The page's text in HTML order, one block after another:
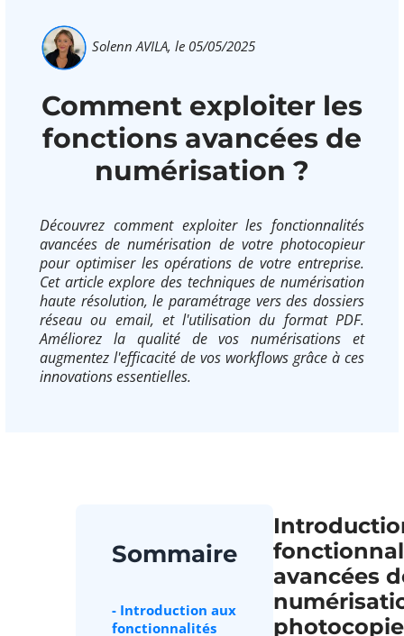
Solenn AVILA, le 05/05/2025
Comment exploiter les
fonctions avancées de
numérisation ?
Découvrez comment exploiter les fonctionnalités
avancées de numérisation de votre photocopieur
pour optimiser les opérations de votre entreprise.
Cet article explore des techniques de numérisation
haute résolution, le paramétrage vers des dossiers
réseau ou email, et l'utilisation du format PDF.
Améliorez la qualité de vos numérisations et
augmentez l'efficacité de vos workflows grâce à ces
innovations essentielles.
Sommaire
- Introduction aux
fonctionnalités
avancées